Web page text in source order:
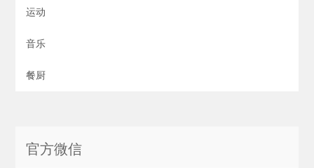
运动
音乐
餐厨
官方微信